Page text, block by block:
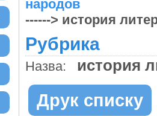
народов
------> история
Рубрика
Назва: история
Друк списку